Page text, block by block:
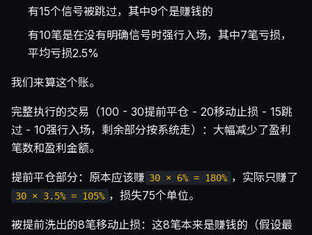
有15个信号被跳过，其中9个是赚钱的
有10笔是在没有明确信号时强行入场，其中7笔亏损，
平均亏损2.5%
我们来算这个账。
完整执行的交易（100 - 30提前平仓 - 20移动止损 - 15跳
过 - 10强行入场，剩余部分按系统走）：大幅减少了盈利
笔数和盈利金额。
提前平仓部分：原本应该赚 30 × 6% = 180% ，实际只赚了
30 × 3.5% = 105% ，损失75个单位。
被提前洗出的8笔移动止损：这8笔本来是赚钱的（假设最